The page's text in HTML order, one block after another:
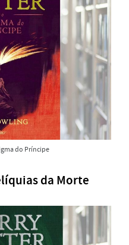
do Príncipe
da Morte